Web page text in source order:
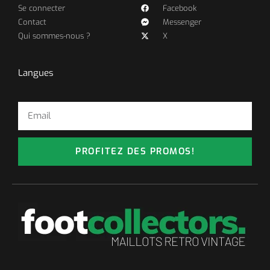
Se connecter
Contact
Qui sommes-nous ?
Facebook
Messenger
X
Langues
PROFITEZ DES PROMOS!